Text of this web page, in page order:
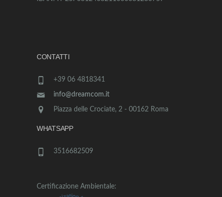
CONTATTI
+39 06 4818341
info@dreamcom.it
Piazza delle Crociate, 2 - 00162 Roma
WHATSAPP
3516682509
Certificazione Ambientale: